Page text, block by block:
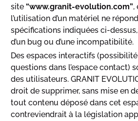
site“www.granit-evolution.com”,
l’utilisation d’un matériel ne
spécifications indiquées ci-
d’un bug ou d’une incompatibilité.
Des espaces interactifs
questions dans l’espace contact)
des utilisateurs. GRANIT
droit de supprimer, sans mise en
tout contenu déposé dans cet
contreviendrait à la législation